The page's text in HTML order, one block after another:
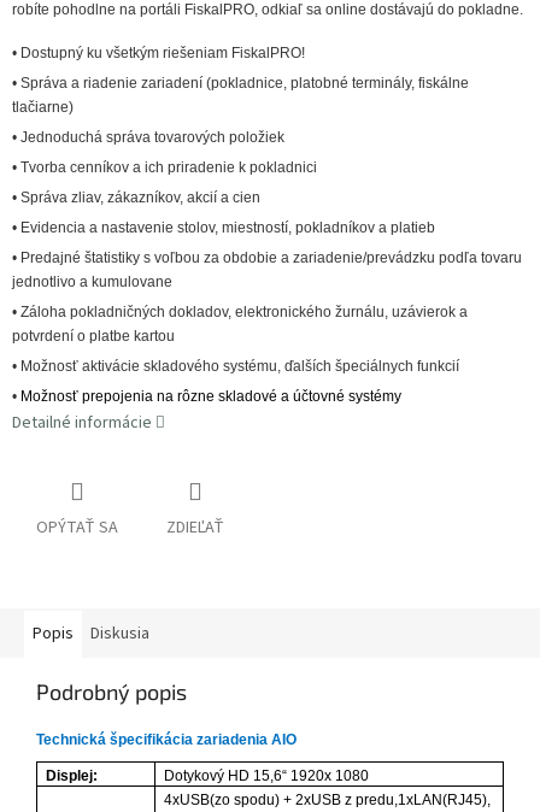
robíte pohodlne na portáli FiskalPRO, odkiaľ sa online dostávajú do pokladne.
• Dostupný ku všetkým riešeniam FiskalPRO!
• Správa a riadenie zariadení (pokladnice, platobné terminály, fiskálne
tlačiarne)
• Jednoduchá správa tovarových položiek
• Tvorba cenníkov a ich priradenie k pokladnici
• Správa zliav, zákazníkov, akcií a cien
• Evidencia a nastavenie stolov, miestností, pokladníkov a platieb
• Predajné štatistiky s voľbou za obdobie a zariadenie/prevádzku podľa tovaru
jednotlivo a kumulovane
• Záloha pokladničných dokladov, elektronického žurnálu, uzávierok a
potvrdení o platbe kartou
• Možnosť aktivácie skladového systému, ďalších špeciálnych funkcií
• Možnosť prepojenia na rôzne skladové a účtovné systémy
Detailné informácie
OPÝTAŤ SA ZDIEĽAŤ
Popis Diskusia
Podrobný popis
Technická špecifikácia zariadenia AIO
Displej:
Dotykový HD 15,6“ 1920x 1080
4xUSB(zo spodu) + 2xUSB z predu,1xLAN(RJ45),